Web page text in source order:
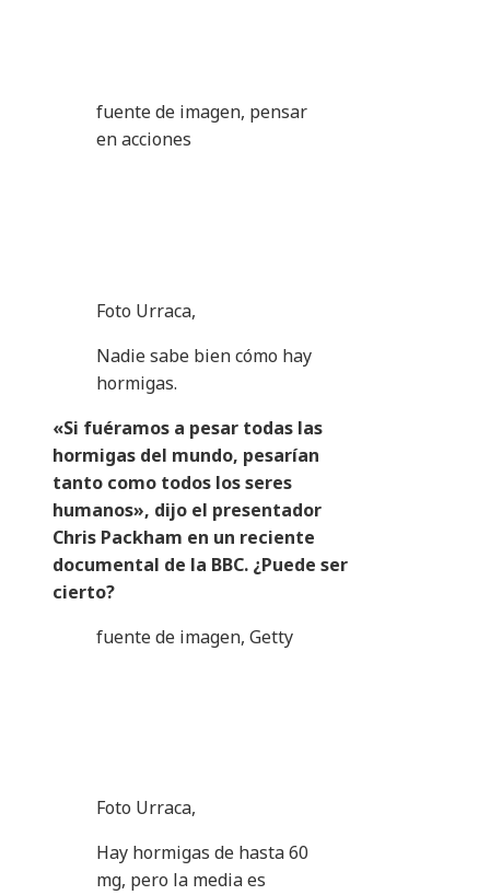
fuente de imagen, pensar
en acciones
Foto Urraca,
Nadie sabe bien cómo hay
hormigas.
«Si fuéramos a pesar todas las
hormigas del mundo, pesarían
tanto como todos los seres
humanos», dijo el presentador
Chris Packham en un reciente
documental de la BBC. ¿Puede ser
cierto?
fuente de imagen, Getty
Foto Urraca,
Hay hormigas de hasta 60
mg, pero la media es